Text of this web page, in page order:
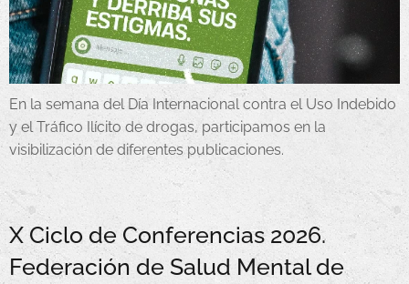
En la semana del Día Internacional contra el Uso Indebido
y el Tráfico Ilícito de drogas, participamos en la
visibilización de diferentes publicaciones.
X Ciclo de Conferencias 2026.
Federación de Salud Mental de